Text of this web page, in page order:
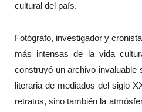
cultural del país.
Fotógrafo, investigador y
más intensas de la vida
construyó un archivo invaluable
literaria de mediados del siglo
retratos, sino también la